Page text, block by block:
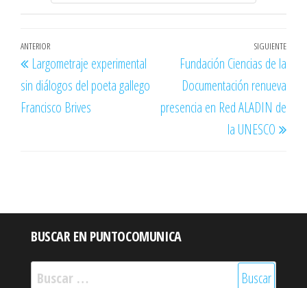
Navegación
de
entradas
Entrada
anterior
ANTERIOR
Largometraje experimental
sin diálogos del poeta gallego
Francisco Brives
SIGUIENTE
Fundación Ciencias de la
Documentación renueva
presencia en Red ALADIN de
la UNESCO
BUSCAR EN PUNTOCOMUNICA
Buscar: